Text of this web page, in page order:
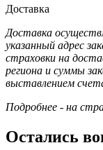
Доставка
Доставка
указанный адрес
страховки на
региона и суммы
выставлением
Подробнее - на
Остались